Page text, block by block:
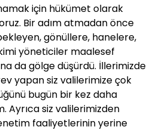
için hükümet olarak
Bir adım atmadan önce
gönüllere, hanelere,
yöneticiler maalesef
da gölge düşürdü. İllerimizde
yapan siz valilerimize çok
bugün bir kez daha
Ayrıca siz valilerimizden
faaliyetlerinin yerine